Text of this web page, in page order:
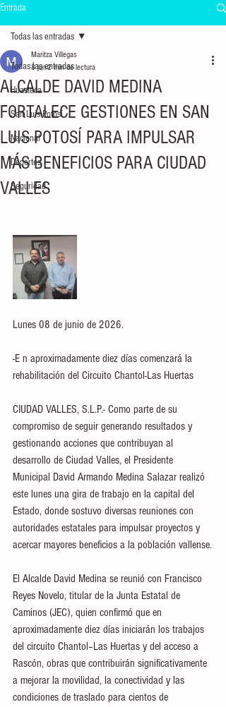
Entrada
Todas las entradas
Huasteca
San Luis Potosí
Nacional
Deportes
Seguridad
Todas las entradas
ALCALDE DAVID MEDINA
FORTALECE GESTIONES EN SAN
LUIS POTOSÍ PARA IMPULSAR
MÁS BENEFICIOS PARA CIUDAD
VALLES
Maritza Villegas
8 jun2 min de lectura
Lunes 08 de junio de 2026.
-E n aproximadamente diez días comenzará la
rehabilitación del Circuito Chantol-Las Huertas
CIUDAD VALLES, S.L.P.- Como parte de su
compromiso de seguir generando resultados y
gestionando acciones que contribuyan al
desarrollo de Ciudad Valles, el Presidente
Municipal David Armando Medina Salazar realizó
este lunes una gira de trabajo en la capital del
Estado, donde sostuvo diversas reuniones con
autoridades estatales para impulsar proyectos y
acercar mayores beneficios a la población vallense.
El Alcalde David Medina se reunió con Francisco
Reyes Novelo, titular de la Junta Estatal de
Caminos (JEC), quien confirmó que en
aproximadamente diez días iniciarán los trabajos
del circuito Chantol–Las Huertas y del acceso a
Rascón, obras que contribuirán significativamente
a mejorar la movilidad, la conectividad y las
condiciones de traslado para cientos de